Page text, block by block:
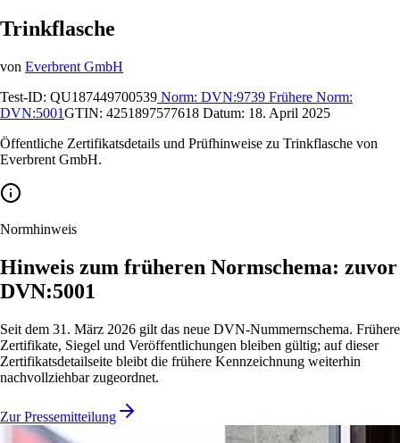
Trinkflasche
von Everbrent GmbH
Test-ID: QU187449700539 Norm: DVN:9739 Frühere Norm:
DVN:5001GTIN: 4251897577618 Datum: 18. April 2025
Öffentliche Zertifikatsdetails und Prüfhinweise zu Trinkflasche von
Everbrent GmbH.
Normhinweis
Hinweis zum früheren Normschema: zuvor
DVN:5001
Seit dem 31. März 2026 gilt das neue DVN-Nummernschema. Frühere
Zertifikate, Siegel und Veröffentlichungen bleiben gültig; auf dieser
Zertifikatsdetailseite bleibt die frühere Kennzeichnung weiterhin
nachvollziehbar zugeordnet.
Zur Pressemitteilung